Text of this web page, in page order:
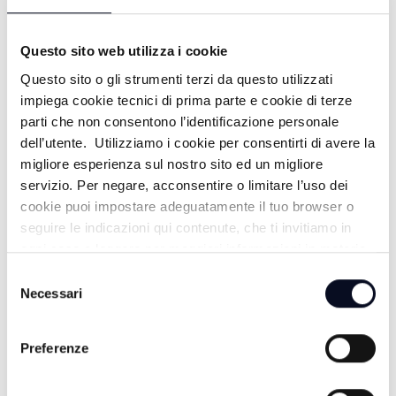
Questo sito web utilizza i cookie
Questo sito o gli strumenti terzi da questo utilizzati
impiega cookie tecnici di prima parte e cookie di terze
parti che non consentono l’identificazione personale
dell’utente. Utilizziamo i cookie per consentirti di avere la
migliore esperienza sul nostro sito ed un migliore
servizio. Per negare, acconsentire o limitare l’uso dei
cookie puoi impostare adeguatamente il tuo browser o
seguire le indicazioni qui contenute, che ti invitiamo in
ogni caso a leggere per maggiori informazioni in materia
delNecessari
Preferenze
PUNTA MARINA: PUNTA ALL'ARTE -
18/07/2026
19 GIORNI FA
M. MARITTIMA: NUOVA CLUB HOUSE
- 16/07/2026